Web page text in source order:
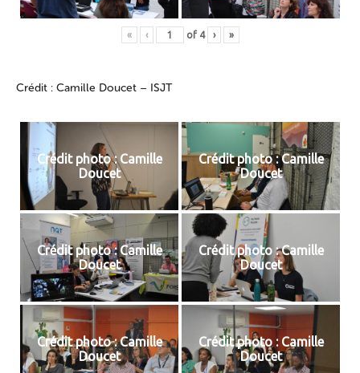
« ‹ of 4 › »
Crédit : Camille Doucet – ISJT
Crédit photo : Camille
Doucet
Crédit photo : Camille
Doucet
Crédit photo : Camille
Doucet
Crédit photo : Camille
Doucet
Crédit photo : Camille
Doucet
Crédit photo : Camille
Doucet